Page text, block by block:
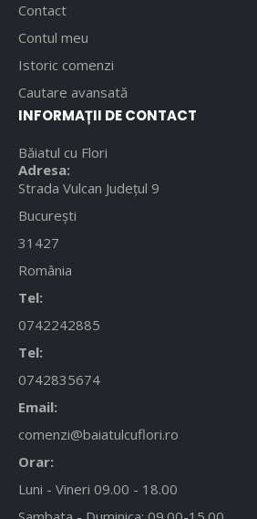
Contact
Contul meu
Istoric comenzi
Cautare avansată
INFORMAȚII DE CONTACT
Băiatul cu Flori
Adresa:
Strada Vulcan Județul 9
București
31427
România
Tel:
0742242885
Tel:
0742835674
Email:
comenzi@baiatulcuflori.ro
Orar:
Luni - Vineri 09.00 - 18.00